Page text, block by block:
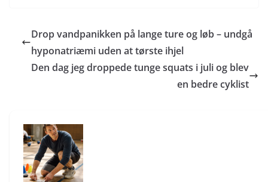
fokusér på kvalitet, væske og ekstra søvn.
Drop vandpanikken på lange ture og løb – undgå
hyponatriæmi uden at tørste ihjel
Den dag jeg droppede tunge squats i juli og blev
en bedre cyklist